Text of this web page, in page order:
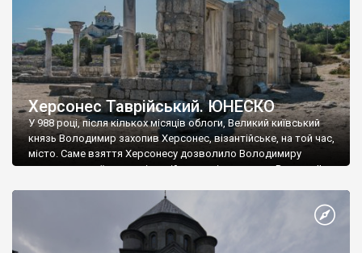
Херсонес Таврійський. ЮНЕСКО
У 988 році, після кількох місяців облоги, Великий київський
князь Володимир захопив Херсонес, візантійське, на той час,
місто. Саме взяття Херсонесу дозволило Володимиру
диктувати свої умови візантійському імператору Василю ІІ, та
Херсонесі Володимир-язичник, став Василем-християнином.
А потім було Хрещення Русі. На честь Херсонесу Таврійського